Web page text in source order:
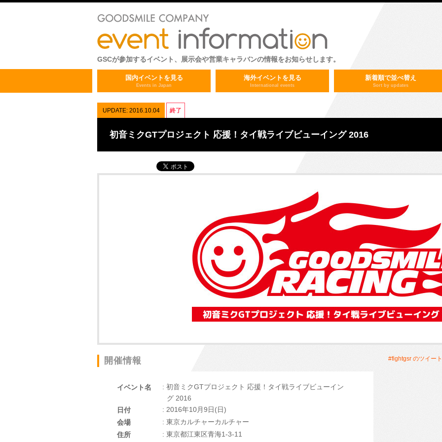
GSCが参加するイベント、展示会や営業キャラバンの情報をお知らせします。
国内イベントを見る
Events in Japan
海外イベントを見る
International events
新着順で並べ替え
Sort by updates
UPDATE: 2016.10.04 終了
初音ミクGTプロジェクト 応援！タイ戦ライブビューイング 2016
開催情報
イベント名
: 初音ミクGTプロジェクト 応援！タイ戦ライブビューイン
グ 2016
日付
: 2016年10月9日(日)
会場
: 東京カルチャーカルチャー
住所
: 東京都江東区青海1-3-11
#fightgsr のツイート